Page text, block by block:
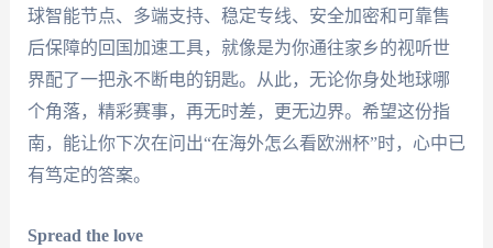
球智能节点、多端支持、稳定专线、安全加密和可靠售
后保障的回国加速工具，就像是为你通往家乡的视听世
界配了一把永不断电的钥匙。从此，无论你身处地球哪
个角落，精彩赛事，再无时差，更无边界。希望这份指
南，能让你下次在问出“在海外怎么看欧洲杯”时，心中已
有笃定的答案。
Spread the love